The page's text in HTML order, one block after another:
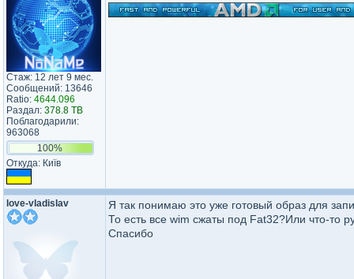
Стаж: 12 лет 9 мес.
Сообщений: 13646
Ratio: 4644.096
Раздал: 378.8 TB
Поблагодарили:
963068
100%
Откуда: Київ
love-vladislav
Я так понимаю это уже готовый образ для
То есть все wim сжаты под Fat32?Или что-то
Спасибо